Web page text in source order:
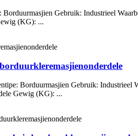
Gebruik: Industrieel
(KG): ...
Borduurmasjien Gebruik:
Gewig (KG): ...